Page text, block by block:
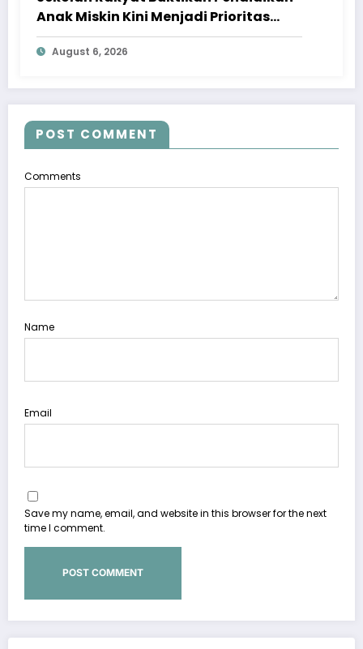
Anak Miskin Kini Menjadi Prioritas
Negara
August 6, 2026
POST COMMENT
Comments
Name
Email
Save my name, email, and website in this browser for the next
time I comment.